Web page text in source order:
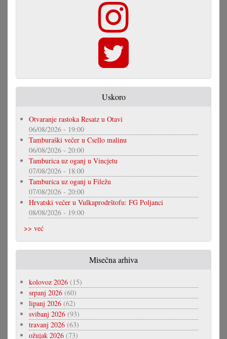
Uskoro
Otvaranje rastoka Resatz u Otavi
06/08/2026 - 19:00
Tamburaški večer u Csello malinu
06/08/2026 - 20:00
Tamburica uz oganj u Vincjetu
07/08/2026 - 18:00
Tamburica uz oganj u Filežu
07/08/2026 - 20:00
Hrvatski večer u Vulkaprodrštofu: FG Poljanci
08/08/2026 - 19:00
>> već
Misečna arhiva
kolovoz 2026 (15)
srpanj 2026 (60)
lipanj 2026 (62)
svibanj 2026 (93)
travanj 2026 (63)
ožujak 2026 (73)